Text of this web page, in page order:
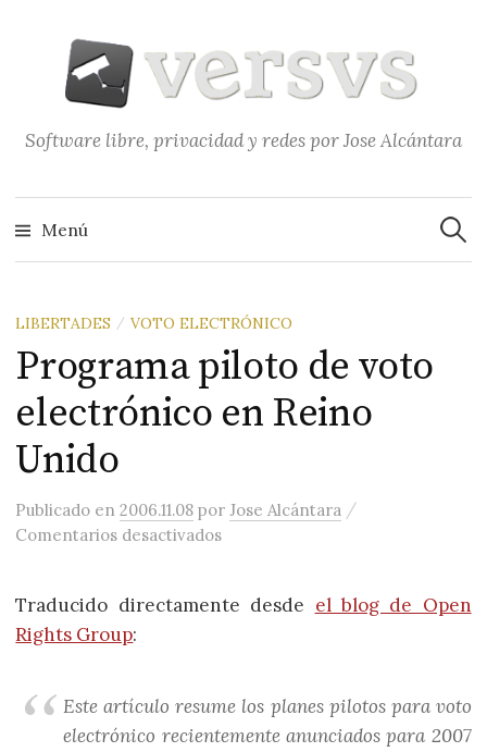
contenido
Software libre, privacidad y redes por Jose Alcántara
Menú
LIBERTADES / VOTO ELECTRÓNICO
Programa piloto de voto
electrónico en Reino
Unido
Publicado en2006.11.08 porJose Alcántara /
Comentarios desactivadosen Programa piloto de voto
Traducido directamente desde el blog de Open
Rights Group:
Este artículo resume los planes pilotos para voto
electrónico recientemente anunciados para 2007